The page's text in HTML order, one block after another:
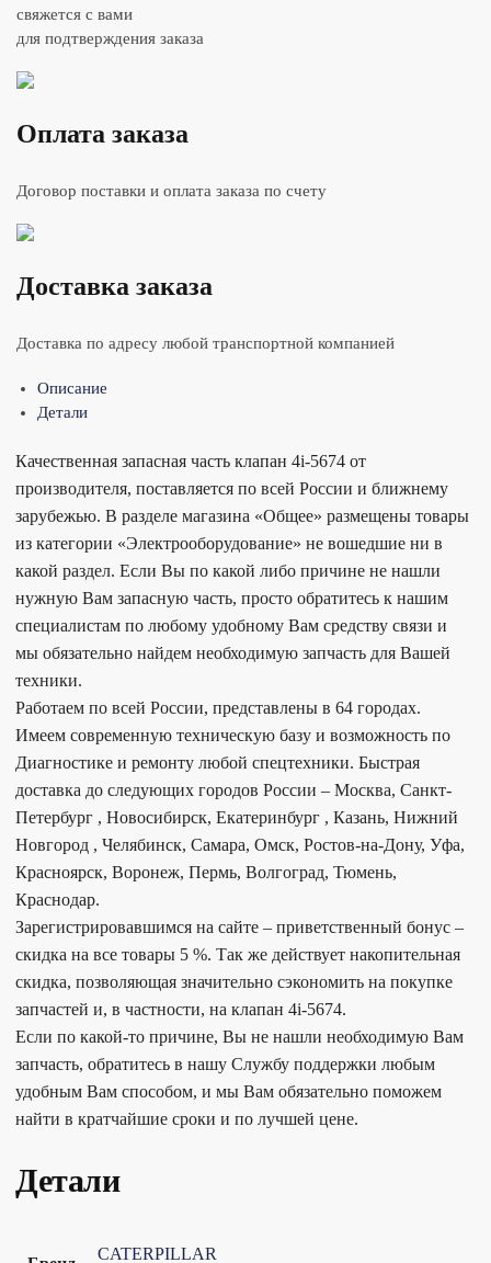
свяжется с вами
для подтверждения заказа
Оплата заказа
Договор поставки и оплата заказа по счету
Доставка заказа
Доставка по адресу любой транспортной компанией
Описание
Детали
Качественная запасная часть клапан 4i-5674 от
производителя, поставляется по всей России и ближнему
зарубежью. В разделе магазина «Общее» размещены товары
из категории «Электрооборудование» не вошедшие ни в
какой раздел. Если Вы по какой либо причине не нашли
нужную Вам запасную часть, просто обратитесь к нашим
специалистам по любому удобному Вам средству связи и
мы обязательно найдем необходимую запчасть для Вашей
техники.
Работаем по всей России, представлены в 64 городах.
Имеем современную техническую базу и возможность по
Диагностике и ремонту любой спецтехники. Быстрая
доставка до следующих городов России – Москва, Санкт-
Петербург , Новосибирск, Екатеринбург , Казань, Нижний
Новгород , Челябинск, Самара, Омск, Ростов-на-Дону, Уфа,
Красноярск, Воронеж, Пермь, Волгоград, Тюмень,
Краснодар.
Зарегистрировавшимся на сайте – приветственный бонус –
скидка на все товары 5 %. Так же действует накопительная
скидка, позволяющая значительно сэкономить на покупке
запчастей и, в частности, на клапан 4i-5674.
Если по какой-то причине, Вы не нашли необходимую Вам
запчасть, обратитесь в нашу Службу поддержки любым
удобным Вам способом, и мы Вам обязательно поможем
найти в кратчайшие сроки и по лучшей цене.
Детали
CATERPILLAR